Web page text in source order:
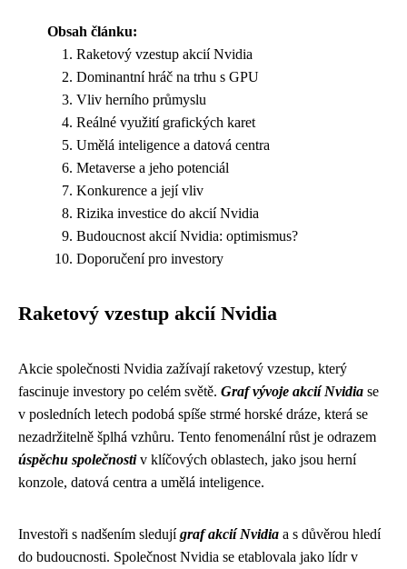
Obsah článku:
Raketový vzestup akcií Nvidia
Dominantní hráč na trhu s GPU
Vliv herního průmyslu
Reálné využití grafických karet
Umělá inteligence a datová centra
Metaverse a jeho potenciál
Konkurence a její vliv
Rizika investice do akcií Nvidia
Budoucnost akcií Nvidia: optimismus?
Doporučení pro investory
Raketový vzestup akcií Nvidia
Akcie společnosti Nvidia zažívají raketový vzestup, který
fascinuje investory po celém světě. Graf vývoje akcií Nvidia se
v posledních letech podobá spíše strmé horské dráze, která se
nezadržitelně šplhá vzhůru. Tento fenomenální růst je odrazem
úspěchu společnostiv klíčových oblastech, jako jsou herní
konzole, datová centra a umělá inteligence.
Investoři s nadšením sledujígraf akcií Nvidia a s důvěrou hledí
do budoucnosti. Společnost Nvidia se etablovala jako lídr v